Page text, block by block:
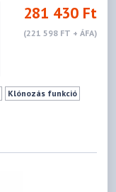
281 430 Ft
(221 598 FT + ÁFA)
Klónozás funkció